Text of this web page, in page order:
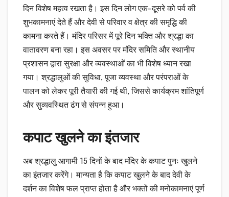
दिन विशेष महत्व रखता है। इस दिन लोग एक-दूसरे को पर्व की
शुभकामनाएं देते हैं और देवी से परिवार व क्षेत्र की समृद्धि की
कामना करते हैं। मंदिर परिसर में पूरे दिन भक्ति और श्रद्धा का
वातावरण बना रहा। इस अवसर पर मंदिर समिति और स्थानीय
प्रशासन द्वारा सुरक्षा और व्यवस्थाओं का भी विशेष ध्यान रखा
गया। श्रद्धालुओं की सुविधा, पूजा व्यवस्था और परंपराओं के
पालन को लेकर पूरी तैयारी की गई थी, जिससे कार्यक्रम शांतिपूर्ण
और सुव्यवस्थित ढंग से संपन्न हुआ।
कपाट खुलने का इंतजार
अब श्रद्धालु आगामी 15 दिनों के बाद मंदिर के कपाट पुनः खुलने
का इंतजार करेंगे। मान्यता है कि कपाट खुलने के बाद देवी के
दर्शन का विशेष फल प्राप्त होता है और भक्तों की मनोकामनाएं पूर्ण